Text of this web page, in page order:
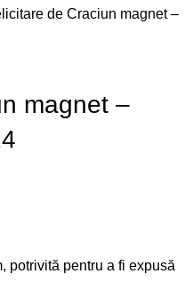
de Craciun magnet –
magnet –
potrivită pentru a fi expusă